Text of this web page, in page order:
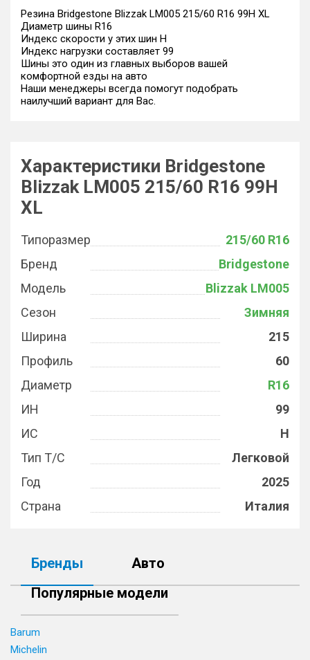
Резина Bridgestone Blizzak LM005 215/60 R16 99H XL
Диаметр шины R16
Индекс скорости у этих шин H
Индекс нагрузки составляет 99
Шины это один из главных выборов вашей
комфортной езды на авто
Наши менеджеры всегда помогут подобрать
наилучший вариант для Вас.
Характеристики Bridgestone
Blizzak LM005 215/60 R16 99H
XL
Типоразмер
215/60 R16
Бренд
Bridgestone
Модель
Blizzak LM005
Сезон
Зимняя
Ширина
215
Профиль
60
Диаметр
R16
ИН
99
ИС
H
Тип Т/С
Легковой
Год
2025
Страна
Италия
Бренды
Авто
Популярные модели
Barum
Michelin